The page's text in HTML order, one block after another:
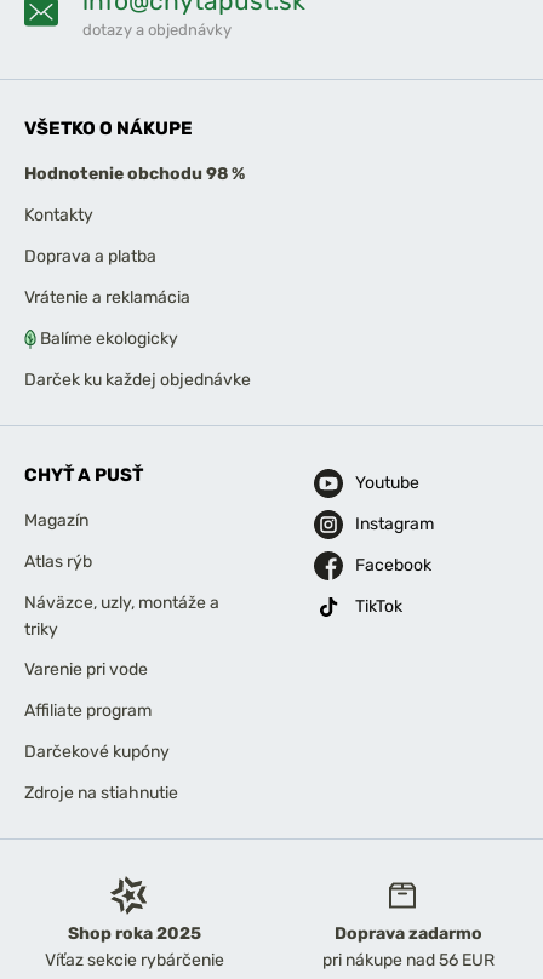
Shop roka 2025
Víťaz sekcie rybárčenie
Doprava zadarmo
pri nákupe nad 56 EUR
dotazy a objednávky
VŠETKO O NÁKUPE
Hodnotenie obchodu 98 %
Kontakty
Doprava a platba
Vrátenie a reklamácia
Balíme ekologicky
Darček ku každej objednávke
CHYŤ A PUSŤ
Magazín
Atlas rýb
Náväzce, uzly, montáže a
triky
Varenie pri vode
Affiliate program
Darčekové kupóny
Zdroje na stiahnutie
Youtube
Instagram
Facebook
TikTok